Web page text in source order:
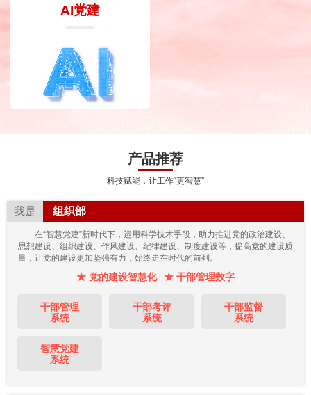
AI党建
产品推荐
科技赋能，让工作“更智慧”
我是 组织部
在“智慧党建”新时代下，运用科学技术手段，助力推进党的政治建设、
思想建设、组织建设、作风建设、纪律建设、制度建设等，提高党的建设质
量，让党的建设更加坚强有力，始终走在时代的前列。
★ 党的建设智慧化 ★ 干部管理数字
干部管理
系统
干部考评
系统
干部监督
系统
智慧党建
系统